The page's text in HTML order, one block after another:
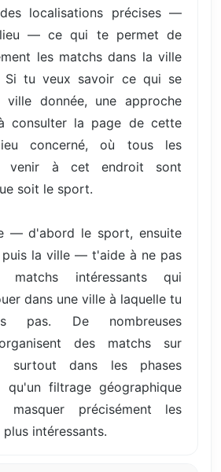
localisations précises —
— ce qui te permet de
les matchs dans la ville
Si tu veux savoir ce qui se
ville donnée, une approche
consulter la page de cette
concerné, où tous les
venir à cet endroit sont
soit le sport.
— d'abord le sport, ensuite
la ville — t'aide à ne pas
matchs intéressants qui
dans une ville à laquelle tu
pas. De nombreuses
des matchs sur
surtout dans les phases
qu'un filtrage géographique
précisément les
intéressants.